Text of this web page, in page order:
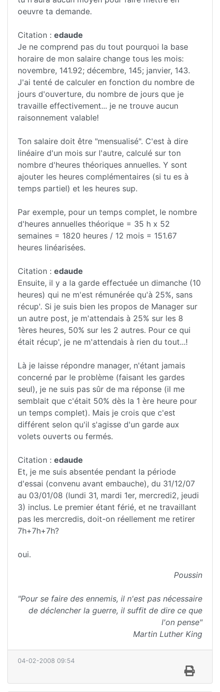
oeuvre ta demande.
Citation : edaude
Je ne comprend pas du tout pourquoi la base
horaire de mon salaire change tous les mois:
novembre, 141.92; décembre, 145; janvier, 143.
J'ai tenté de calculer en fonction du nombre de
jours d'ouverture, du nombre de jours que je
travaille effectivement... je ne trouve aucun
raisonnement valable!
Ton salaire doit être "mensualisé". C'est à dire
linéaire d'un mois sur l'autre, calculé sur ton
nombre d'heures théoriques annuelles. Y sont
ajouter les heures complémentaires (si tu es à
temps partiel) et les heures sup.
Par exemple, pour un temps complet, le nombre
d'heures annuelles théorique = 35 h x 52
semaines = 1820 heures / 12 mois = 151.67
heures linéarisées.
Citation : edaude
Ensuite, il y a la garde effectuée un dimanche (10
heures) qui ne m'est rémunérée qu'à 25%, sans
récup'. Si je suis bien les propos de Manager sur
un autre post, je m'attendais à 25% sur les 8
1ères heures, 50% sur les 2 autres. Pour ce qui
était récup', je ne m'attendais à rien du tout...!
Là je laisse répondre manager, n'étant jamais
concerné par le problème (faisant les gardes
seul), je ne suis pas sûr de ma réponse (il me
semblait que c'était 50% dès la 1 ère heure pour
un temps complet). Mais je crois que c'est
différent selon qu'il s'agisse d'un garde aux
volets ouverts ou fermés.
Citation : edaude
Et, je me suis absentée pendant la période
d'essai (convenu avant embauche), du 31/12/07
au 03/01/08 (lundi 31, mardi 1er, mercredi2, jeudi
3) inclus. Le premier étant férié, et ne travaillant
pas les mercredis, doit-on réellement me retirer
7h+7h+7h?
oui.
Poussin
"Pour se faire des ennemis, il n'est pas nécessaire
de déclencher la guerre, il suffit de dire ce que
l'on pense"
Martin Luther King
04-02-2008 09:54